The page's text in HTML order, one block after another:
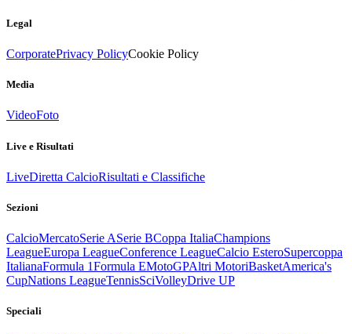
Legal
CorporatePrivacy PolicyCookie Policy
Media
VideoFoto
Live e Risultati
LiveDiretta CalcioRisultati e Classifiche
Sezioni
CalcioMercatoSerie ASerie BCoppa ItaliaChampions
LeagueEuropa LeagueConference LeagueCalcio EsteroSupercoppa
ItalianaFormula 1Formula EMotoGPAltri MotoriBasketAmerica's
CupNations LeagueTennisSciVolleyDrive UP
Speciali